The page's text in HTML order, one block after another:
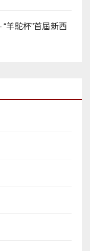
駝杯”首屆新西